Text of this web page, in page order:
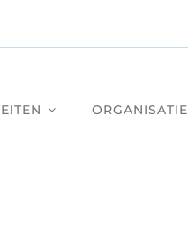
ORGANISATIE